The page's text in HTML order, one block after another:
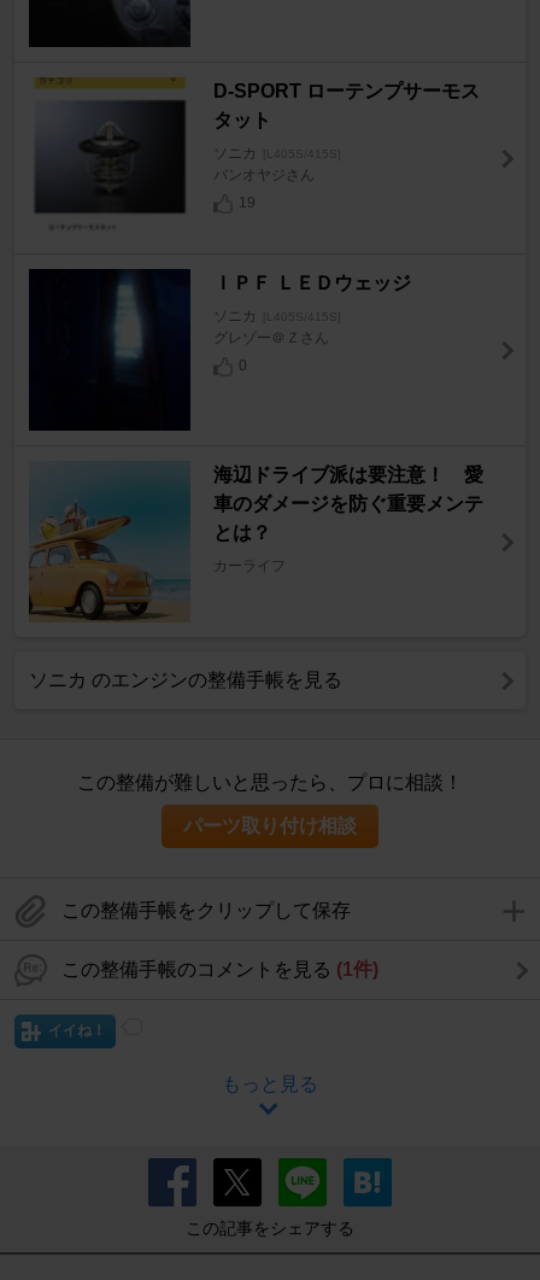
D-SPORT ローテンプサーモス
タット
ソニカ [L405S/415S]
バンオヤジさん
19
ＩＰＦ ＬＥＤウェッジ
ソニカ [L405S/415S]
グレゾー＠Ｚさん
0
海辺ドライブ派は要注意！ 愛
車のダメージを防ぐ重要メンテ
とは？
カーライフ
ソニカ のエンジンの整備手帳を見る
この整備が難しいと思ったら、プロに相談！
パーツ取り付け相談
この整備手帳をクリップして保存
この整備手帳のコメントを見る (1件)
イイね！
もっと見る
この記事をシェアする